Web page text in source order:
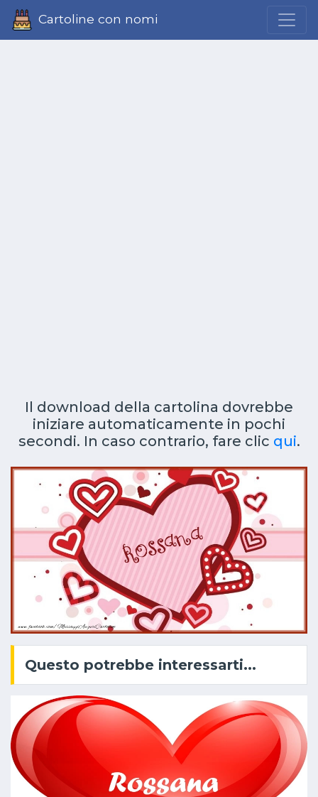
Cartoline con nomi
Il download della cartolina dovrebbe
iniziare automaticamente in pochi
secondi. In caso contrario, fare clic qui.
Questo potrebbe interessarti...